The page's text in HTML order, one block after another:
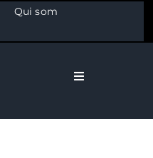
Qui som
Toggle